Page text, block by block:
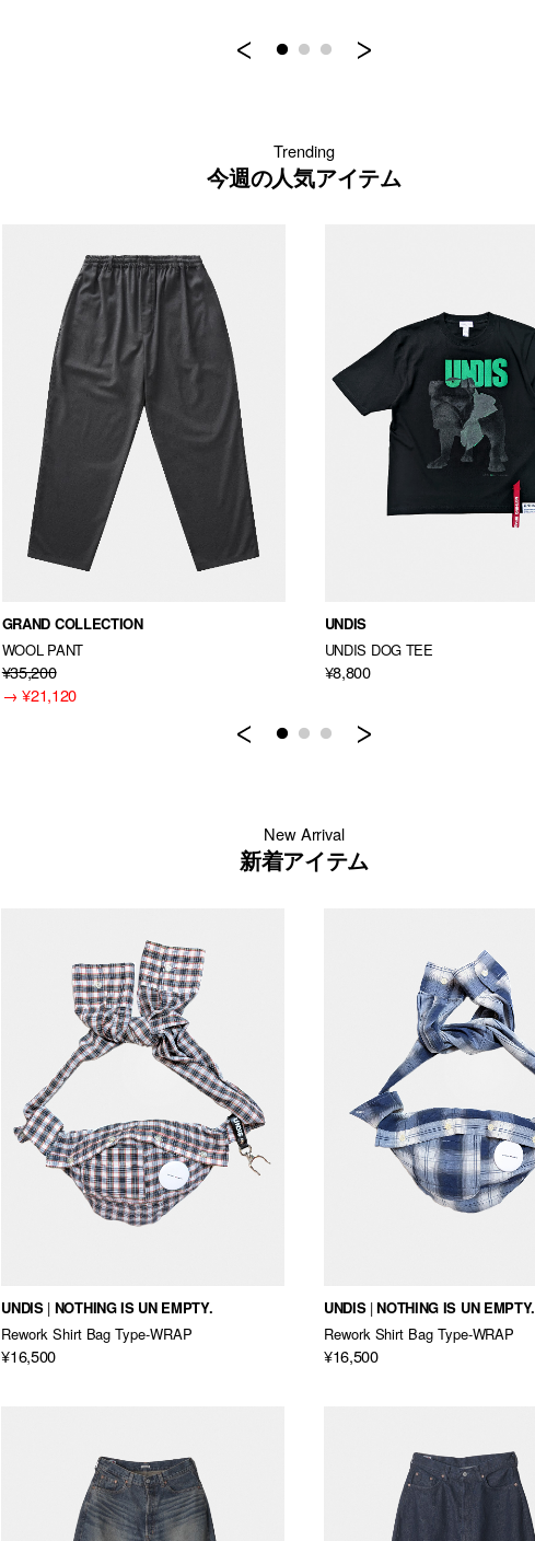
Previous Next
Trending
今週の人気アイテム
Previous
GRAND COLLECTION
WOOL PANT
¥35,200
→ ¥21,120
UNDIS
UNDIS DOG TEE
¥8,800
Next
New Arrival
新着アイテム
UNDIS NOTHING IS UN EMPTY.
Rework Shirt Bag Type-WRAP
¥16,500
UNDIS NOTHING IS UN EMPTY.
Rework Shirt Bag Type-WRAP
¥16,500